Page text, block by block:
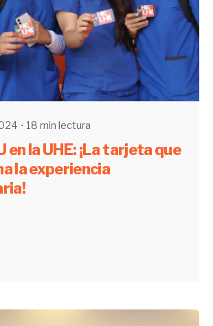
por
18 min lectura
en la UHE: ¡La tarjeta que
la experiencia